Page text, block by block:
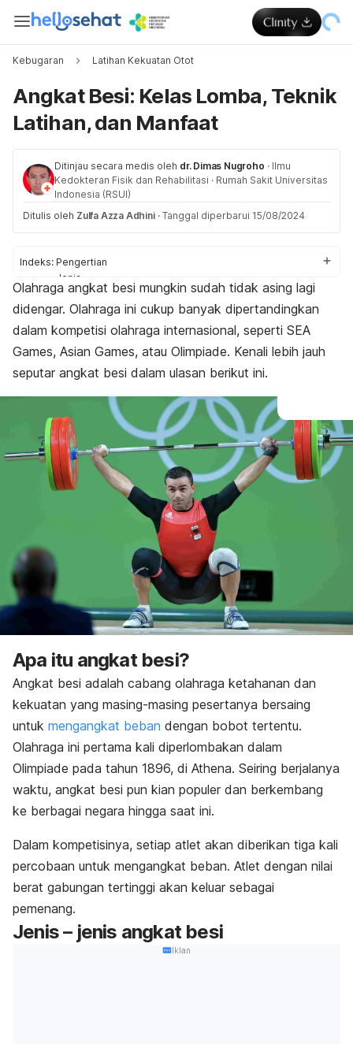
Kebugaran Latihan Kekuatan Otot
Angkat Besi: Kelas Lomba, Teknik
Latihan, dan Manfaat
Ditinjau secara medis oleh dr. Dimas Nugroho · Ilmu
Kedokteran Fisik dan Rehabilitasi · Rumah Sakit Universitas
Indonesia (RSUI)
Ditulis oleh Zulfa Azza Adhini · Tanggal diperbarui 15/08/2024
Indeks: Pengertian
Jenis
Kelas
Latihan
Manfaat
Olahraga angkat besi mungkin sudah tidak asing lagi
didengar. Olahraga ini cukup banyak dipertandingkan
dalam kompetisi olahraga internasional, seperti SEA
Games, Asian Games, atau Olimpiade. Kenali lebih jauh
seputar angkat besi dalam ulasan berikut ini.
Apa itu angkat besi?
Angkat besi adalah cabang olahraga ketahanan dan
kekuatan yang masing-masing pesertanya bersaing
untuk mengangkat beban dengan bobot tertentu.
Olahraga ini pertama kali diperlombakan dalam
Olimpiade pada tahun 1896, di Athena. Seiring berjalanya
waktu, angkat besi pun kian populer dan berkembang
ke berbagai negara hingga saat ini.
Dalam kompetisinya, setiap atlet akan diberikan tiga kali
percobaan untuk mengangkat beban. Atlet dengan nilai
berat gabungan tertinggi akan keluar sebagai
pemenang.
Jenis – jenis angkat besi
Iklan